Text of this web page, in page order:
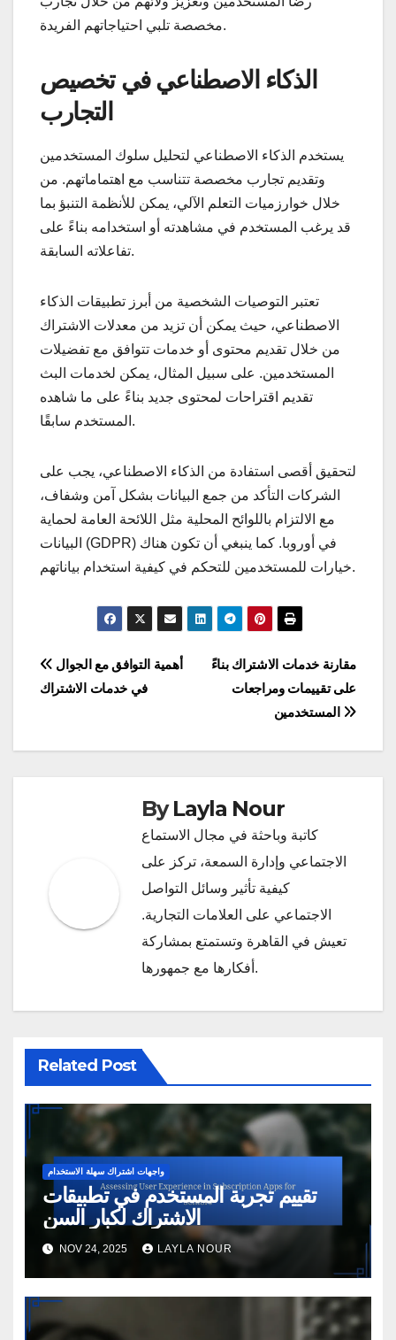
مخصصة تلبي احتياجاتهم الفريدة.
الذكاء الاصطناعي في تخصيص
التجارب
يستخدم الذكاء الاصطناعي لتحليل سلوك المستخدمين
وتقديم تجارب مخصصة تتناسب مع اهتماماتهم. من
خلال خوارزميات التعلم الآلي، يمكن للأنظمة التنبؤ بما
قد يرغب المستخدم في مشاهدته أو استخدامه بناءً على
تفاعلاته السابقة.
تعتبر التوصيات الشخصية من أبرز تطبيقات الذكاء
الاصطناعي، حيث يمكن أن تزيد من معدلات الاشتراك
من خلال تقديم محتوى أو خدمات تتوافق مع تفضيلات
المستخدمين. على سبيل المثال، يمكن لخدمات البث
تقديم اقتراحات لمحتوى جديد بناءً على ما شاهده
المستخدم سابقًا.
لتحقيق أقصى استفادة من الذكاء الاصطناعي، يجب على
الشركات التأكد من جمع البيانات بشكل آمن وشفاف،
مع الالتزام باللوائح المحلية مثل اللائحة العامة لحماية
البيانات (GDPR) في أوروبا. كما ينبغي أن تكون هناك
خيارات للمستخدمين للتحكم في كيفية استخدام بياناتهم.
Post
navigation
مقارنة خدمات الاشتراك بناءً
على تقييمات ومراجعات
في خدمات الاشتراك
ByLayla Nour
كاتبة وباحثة في مجال الاستماع
الاجتماعي وإدارة السمعة، تركز على
كيفية تأثير وسائل التواصل
الاجتماعي على العلامات التجارية.
تعيش في القاهرة وتستمتع بمشاركة
أفكارها مع جمهورها.
Related Post
واجهات اشتراك سهلة الاستخدام
تقييم تجربة المستخدم في تطبيقات
الاشتراك لكبار السن
NOV 24, 2025 LAYLA NOUR